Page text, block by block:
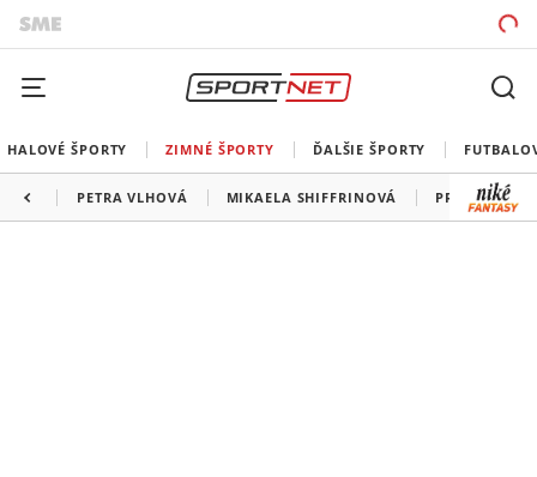
HALOVÉ ŠPORTY ZIMNÉ ŠPORTY ĎALŠIE ŠPORTY
PETRA VLHOVÁ MIKAELA SHIFFRINOVÁ PROGRAM SP